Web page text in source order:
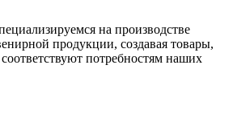
на производстве
продукции, создавая товары,
потребностям наших